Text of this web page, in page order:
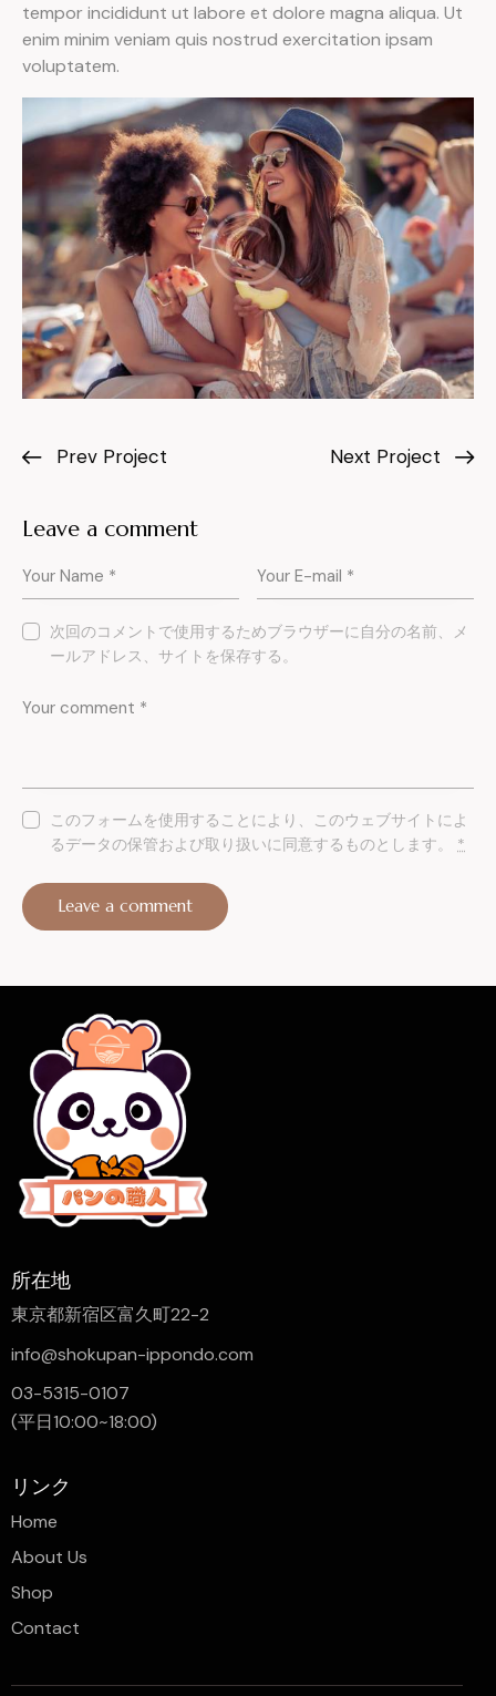
tempor incididunt ut labore et dolore magna aliqua. Ut
enim minim veniam quis nostrud exercitation ipsam
voluptatem.
Prev Project Next Project
Leave a comment
次回のコメントで使用するためブラウザーに自分の名前、メ
ールアドレス、サイトを保存する。
このフォームを使用することにより、このウェブサイトによ
るデータの保管および取り扱いに同意するものとします。 *
所在地
東京都新宿区富久町22-2
info@shokupan-ippondo.com
03-5315-0107
(平日10:00~18:00)
リンク
Home
About Us
Shop
Contact